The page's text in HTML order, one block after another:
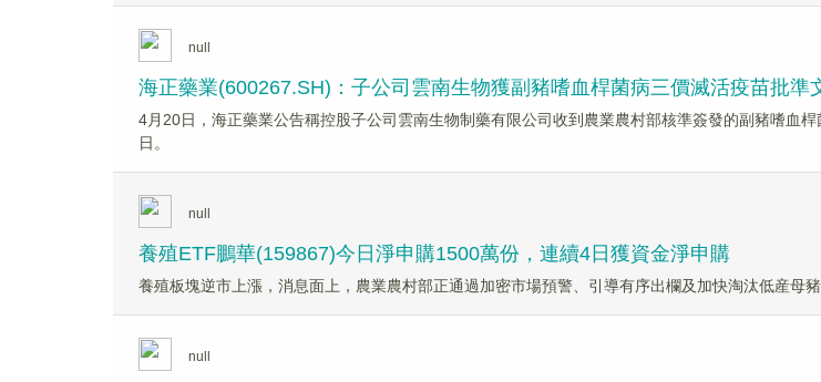
null
海正藥業(600267.SH)：子公司雲南生物獲副豬嗜血桿菌病三價滅活疫苗批準
4月20日，海正藥業公告稱控股子公司雲南生物制藥有限公司收到農業農村部核準簽發的副豬嗜血
日。
null
養殖ETF鵬華(159867)今日淨申購1500萬份，連續4日獲資金淨申購
養殖板塊逆市上漲，消息面上，農業農村部正通過加密市場預警、引導有序出欄及加快淘汰低産母
null